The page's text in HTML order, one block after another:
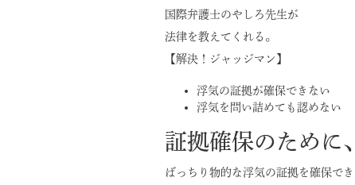
国際弁護士のやしろ先生が
法律を教えてくれる。
【解決！ジャッジマン】
浮気の証拠が確保できない
浮気を問い詰めても認めない
証拠確保のために
ばっちり物的な浮気の証拠を確保でき